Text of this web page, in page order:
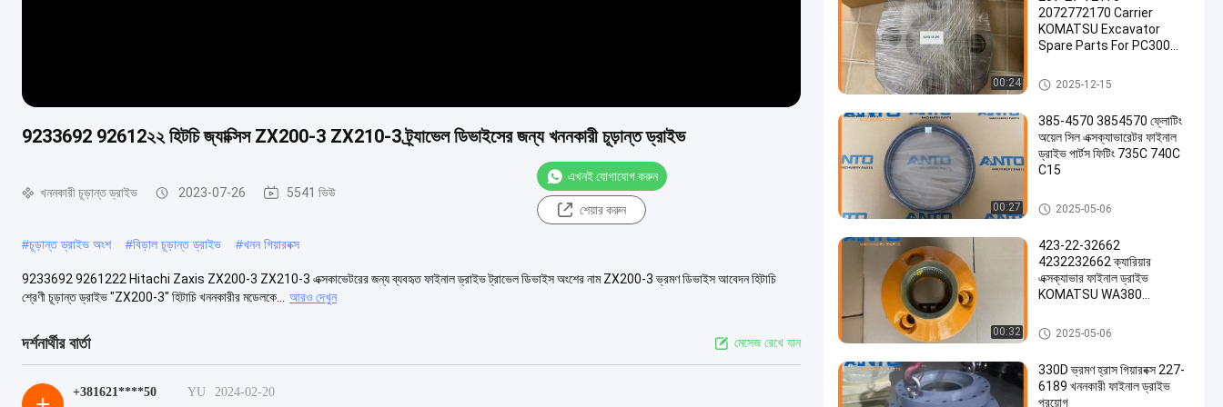
9233692 92612২২ হিটচি জ্যাক্সিস ZX200-3 ZX210-3 ট্র্যাভেল ডিভাইসের জন্য খননকারী চূড়ান্ত ড্রাইভ
খননকারী চূড়ান্ত ড্রাইভ 2023-07-26 5541 ভিউ
এখনই যোগাযোগ করুন
শেয়ার করুন
#চূড়ান্ত ড্রাইভ অংশ #বিড়াল চূড়ান্ত ড্রাইভ #খনন গিয়ারবক্স
9233692 9261222 Hitachi Zaxis ZX200-3 ZX210-3 এক্সকাভেটরের জন্য ব্যবহৃত ফাইনাল ড্রাইভ ট্রাভেল ডিভাইস অংশের নাম ZX200-3 ভ্রমণ ডিভাইস আবেদন হিটাচি
শ্রেণী চূড়ান্ত ড্রাইভ "ZX200-3" হিটাচি খননকারীর মডেলকে...
আরও দেখুন
দর্শনার্থীর বার্তা মেসেজ রেখে যান
+381621****50 YU
2024-02-20
00:24
2072772170 Carrier
KOMATSU Excavator
Spare Parts For PC300
খননকারী চূড়ান্ত ড্রাইভ
2025-12-15
00:27
385-4570 3854570 ফ্লোটিং
অয়েল সিল এক্সক্যাভারেটর ফাইনাল
ড্রাইভ পার্টস ফিটিং 735C 740C
C15
খননকারী চূড়ান্ত ড্রাইভ
2025-05-06
00:32
423-22-32662
4232232662 ক্যারিয়ার
এক্সক্যাভার ফাইনাল ড্রাইভ
KOMATSU WA380
খননকারী চূড়ান্ত ড্রাইভ
2025-05-06
330D ভ্রমণ হ্রাস গিয়ারবক্স 227-
6189 খননকারী ফাইনাল ড্রাইভ
প্রয়োগ